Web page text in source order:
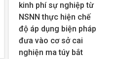
kinh phí sự nghiệp từ
NSNN thực hiện chế
độ áp dụng biện pháp
đưa vào cơ sở cai
nghiện ma túy bắt